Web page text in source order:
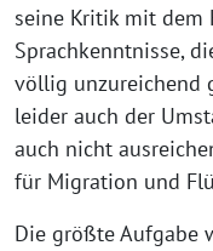
seine Kritik mit dem
Sprachkenntnisse,
völlig unzureichend
leider auch der
auch nicht
für Migration und
Die größte Aufgabe